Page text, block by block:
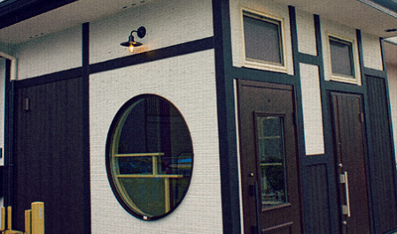
2021年6月
(1)
2021年5月
(1)
2021年4月 (1)
2021年2月(2)
2021年1月(2)
2020年12月(5)
2020年11月(2)